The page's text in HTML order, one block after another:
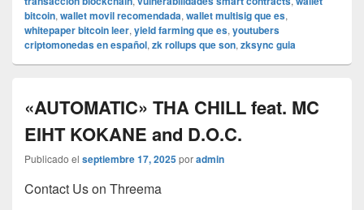
bitcoin, wallet movil recomendada, wallet multisig que es,
whitepaper bitcoin leer, yield farming que es, youtubers
criptomonedas en español, zk rollups que son, zksync guia
«AUTOMATIC» THA CHILL feat. MC
EIHT KOKANE and D.O.C.
Publicado el septiembre 17, 2025poradmin
Contact Us on Threema